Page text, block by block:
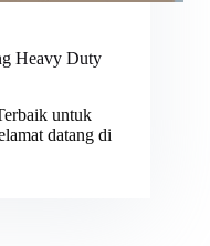
Heavy Duty
untuk
datang di